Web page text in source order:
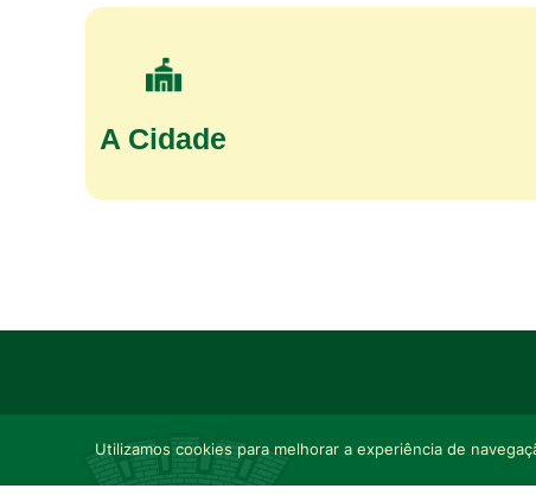
A Cidade
Utilizamos cookies para melhorar a experiência de